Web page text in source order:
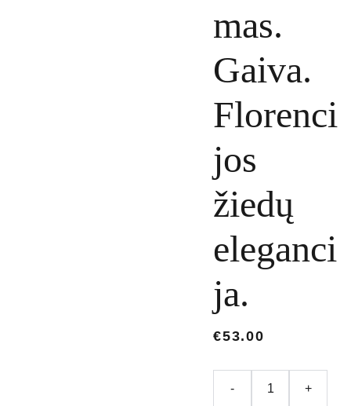
mas.
Gaiva.
Florenci
jos
žiedų
eleganci
ja.
€53.00
- +